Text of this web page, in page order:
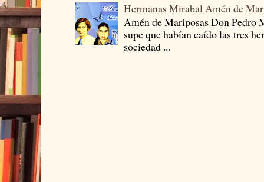
Hermanas Mirabal Amén de
Amén de Mariposas Don
supe que habían caído las tres
sociedad ...